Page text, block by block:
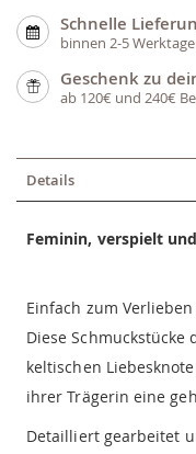
Schnelle
binnen 2-5
Geschenk zu
ab 120€ und 240€
Details
Feminin, verspielt
Einfach zum
Diese Schmuckstücke
keltischen
ihrer Trägerin eine
Detailliert gearbeitet